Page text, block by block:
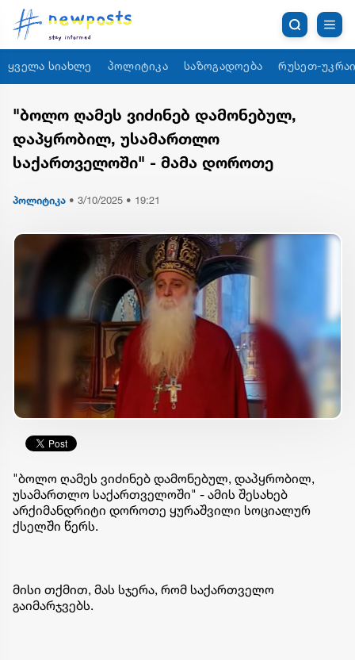
ყველა სიახლე პოლიტიკა საზოგადოება რუსეთ-
"ბოლო ღამეს ვიძინებ დამონებულ,
დაპყრობილ, უსამართლო
საქართველოში" - მამა დოროთე
პოლიტიკა • 3/10/2025 • 19:21
"ბოლო ღამეს ვიძინებ დამონებულ, დაპყრობილ,
უსამართლო საქართველოში" - ამის შესახებ
არქიმანდრიტი დოროთე ყურაშვილი სოციალურ
ქსელში წერს.
მისი თქმით, მას სჯერა, რომ საქართველო
გაიმარჯვებს.